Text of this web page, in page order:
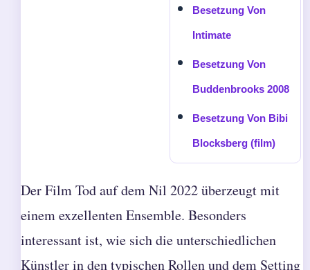
Besetzung Von
Intimate
Besetzung Von
Buddenbrooks 2008
Besetzung Von Bibi
Blocksberg (film)
Der Film Tod auf dem Nil 2022 überzeugt mit
einem exzellenten Ensemble. Besonders
interessant ist, wie sich die unterschiedlichen
Künstler in den typischen Rollen und dem Setting